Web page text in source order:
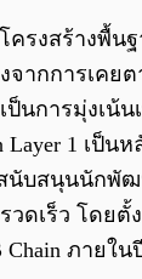
รงสร้างพื้นฐ
จากการเคย
เป็นการมุ่งเน้
Layer 1 เป็น
นับสนุนนักพั
วดเร็ว โดยตั้
Chain ภายใน